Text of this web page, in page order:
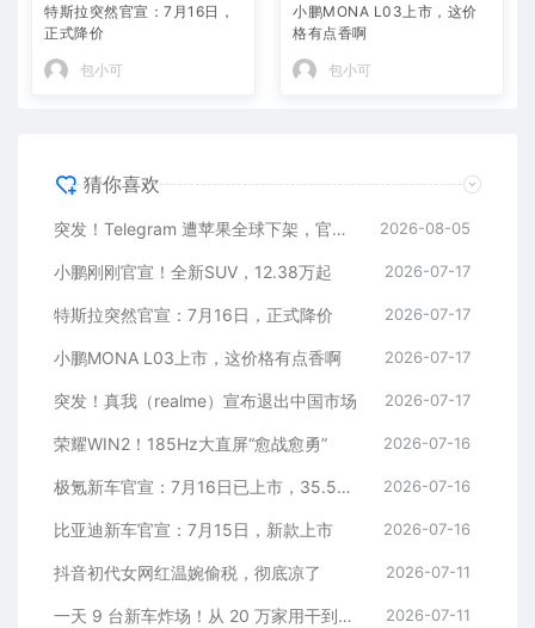
特斯拉突然官宣：7月16日，
正式降价
包小可
小鹏MONA L03上市，这价
格有点香啊
包小可
猜你喜欢
突发！Telegram 遭苹果全球下架，官方回应 2026-08-05
小鹏刚刚官宣！全新SUV，12.38万起 2026-07-17
特斯拉突然官宣：7月16日，正式降价 2026-07-17
小鹏MONA L03上市，这价格有点香啊 2026-07-17
突发！真我（realme）宣布退出中国市场 2026-07-17
荣耀WIN2！185Hz大直屏“愈战愈勇” 2026-07-16
极氪新车官宣：7月16日已上市，35.5万元起 2026-07-16
比亚迪新车官宣：7月15日，新款上市 2026-07-16
抖音初代女网红温婉偷税，彻底凉了 2026-07-11
一天 9 台新车炸场！从 20 万家用干到千万超跑，全价位全覆盖 2026-07-11